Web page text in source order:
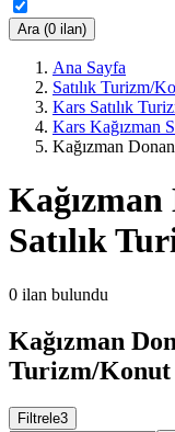
Ara (0 ilan)
Ana Sayfa
Satılık Turizm/
Kars Satılık
Kars Kağızman
Kağızman
Satılık
0 ilan bulundu
Kağızman
Turizm/Konut
Filtrele3